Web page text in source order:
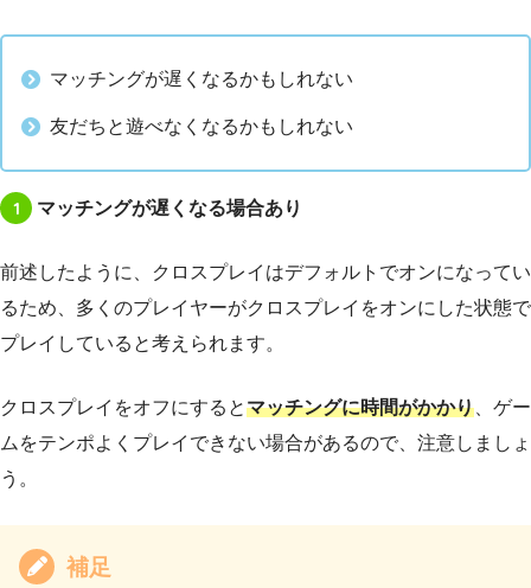
マッチングが遅くなるかもしれない
友だちと遊べなくなるかもしれない
1 マッチングが遅くなる場合あり
前述したように、クロスプレイはデフォルトでオンになってい
るため、多くのプレイヤーがクロスプレイをオンにした状態で
プレイしていると考えられます。
クロスプレイをオフにするとマッチングに時間がかかり 、ゲー
ムをテンポよくプレイできない場合があるので、注意しましょ
う。
補足